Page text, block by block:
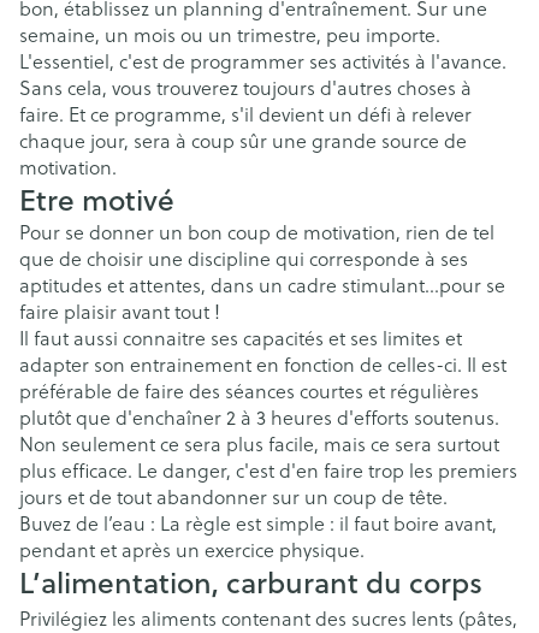
bon, établissez un planning d'entraînement. Sur une
semaine, un mois ou un trimestre, peu importe.
L'essentiel, c'est de programmer ses activités à l'avance.
Sans cela, vous trouverez toujours d'autres choses à
faire. Et ce programme, s'il devient un défi à relever
chaque jour, sera à coup sûr une grande source de
motivation.
Etre motivé
Pour se donner un bon coup de motivation, rien de tel
que de choisir une discipline qui corresponde à ses
aptitudes et attentes, dans un cadre stimulant…pour se
faire plaisir avant tout !
Il faut aussi connaitre ses capacités et ses limites et
adapter son entrainement en fonction de celles-ci. Il est
préférable de faire des séances courtes et régulières
plutôt que d'enchaîner 2 à 3 heures d'efforts soutenus.
Non seulement ce sera plus facile, mais ce sera surtout
plus efficace. Le danger, c'est d'en faire trop les premiers
jours et de tout abandonner sur un coup de tête.
Buvez de l’eau : La règle est simple : il faut boire avant,
pendant et après un exercice physique.
L’alimentation, carburant du corps
Privilégiez les aliments contenant des sucres lents (pâtes,